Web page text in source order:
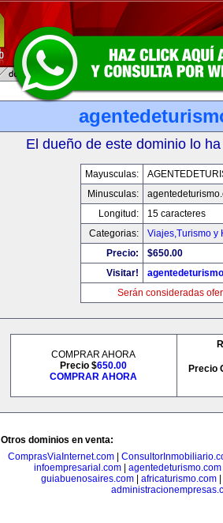
El dueño de este dominio lo
Mayusculas:
Minusculas:
Longitud:
15 caracteres
Categorias:
Viajes,Turismo y
Precio:
$650.00
Visitar!
Serán consideradas
COMPRAR AHORA
Precio $650.00
COMPRAR AHORA
Precio
Otros dominios en venta:
ComprasViaInternet.com
infoempresarial.com
agentedeturismo.com
guiabuenosaires.com
africaturismo.com